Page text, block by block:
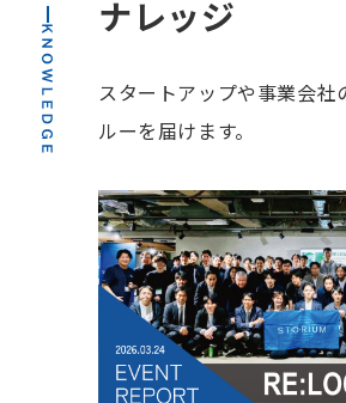
ナレッジ
スタートアップや事業会
ルーを届けます。